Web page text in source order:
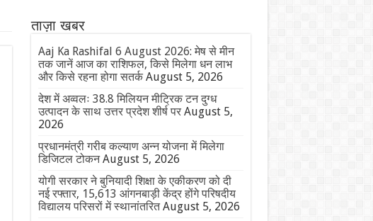
ताज़ा खबर
Aaj Ka Rashifal 6 August 2026: मेष से मीन
तक जानें आज का राशिफल, किसे मिलेगा धन लाभ
और किसे रहना होगा सतर्क August 5, 2026
देश में अव्वलः 38.8 मिलियन मीट्रिक टन दुग्ध
उत्पादन के साथ उत्तर प्रदेश शीर्ष पर August 5,
2026
प्रधानमंत्री गरीब कल्याण अन्न योजना में मिलेगा
डिजिटल टोकन August 5, 2026
योगी सरकार ने बुनियादी शिक्षा के एकीकरण को दी
नई रफ्तार, 15,613 आंगनबाड़ी केंद्र होंगे परिषदीय
विद्यालय परिसरों में स्थानांतरित August 5, 2026